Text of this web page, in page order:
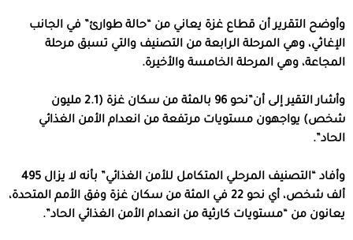
وأوضح التقرير أن قطاع غزة يعاني من “حالة طوارئ” في الجانب
الإغاثي، وهي المرحلة الرابعة من التصنيف والتي تسبق مرحلة
المجاعة، وهي المرحلة الخامسة والأخيرة.
وأشار التقير إلى أن”نحو 96 بالمئة من سكان غزة (2.1 مليون
شخص) يواجهون مستويات مرتفعة من انعدام الأمن الغذائي
الحاد”.
وأفاد “التصنيف المرحلي المتكامل للأمن الغذائي” بأنه لا يزال 495
ألف شخص، أي نحو 22 في المئة من سكان غزة وفق الأمم المتحدة،
يعانون من “مستويات كارثية من انعدام الأمن الغذائي الحاد”.